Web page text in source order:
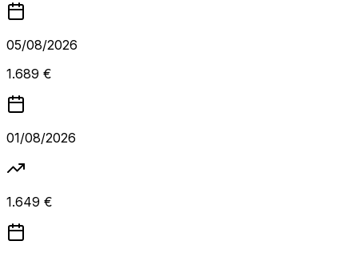
05/08/2026
1.689 €
01/08/2026
1.649 €